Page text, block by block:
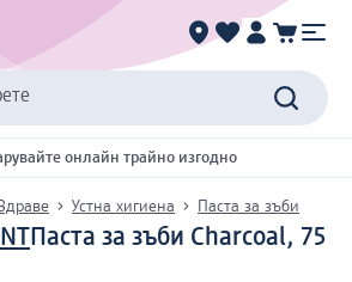
онлайн трайно изгодно
Устна хигиена Паста за зъби
Паста за зъби Charcoal, 75